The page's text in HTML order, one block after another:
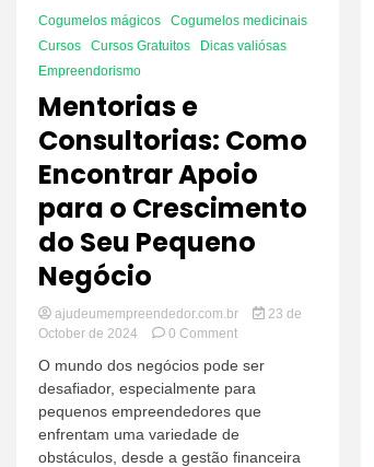
Cogumelos mágicos
Cogumelos medicinais
Cursos
Cursos Gratuitos
Dicas valiósas
Empreendorismo
Mentorias e
Consultorias: Como
Encontrar Apoio
para o Crescimento
do Seu Pequeno
Negócio
ajudeumempreendedor.com.br
23 de
October de 2024
0 Commenton
e
Consultorias:
Como
Encontrar
Apoio
O mundo dos negócios pode ser
desafiador, especialmente para
pequenos empreendedores que
enfrentam uma variedade de
obstáculos, desde a gestão financeira